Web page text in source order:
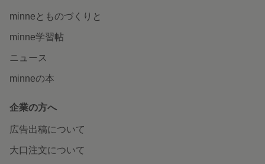
minneとものづくりと
minne学習帖
ニュース
minneの本
企業の方へ
広告出稿について
大口注文について